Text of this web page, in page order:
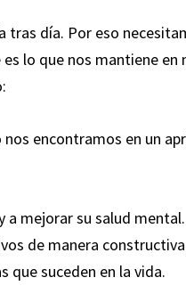
tras día. Por eso
lo que nos mantiene en
encontramos en un
a mejorar su salud
de manera
que suceden en la vida.